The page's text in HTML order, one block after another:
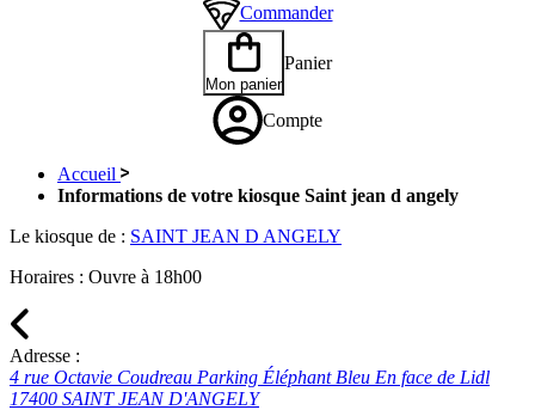
Commander
Mon panier
Panier
Compte
Accueil
Informations de votre kiosque Saint jean d angely
Le kiosque de : SAINT JEAN D ANGELY
Horaires : Ouvre à 18h00
Adresse :
4 rue Octavie Coudreau Parking Éléphant Bleu En face de Lidl
17400 SAINT JEAN D'ANGELY